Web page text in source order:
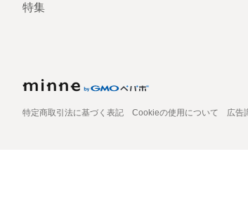
特集
特定商取引法に基づく表記 Cookieの使用について 広告